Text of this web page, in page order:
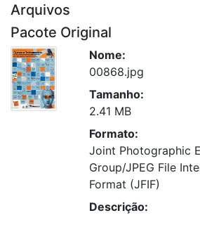
Arquivos
Pacote Original
Nome:
00868.jpg
Tamanho:
2.41 MB
Formato:
Joint Photographic
Group/JPEG File
Format (JFIF)
Descrição: